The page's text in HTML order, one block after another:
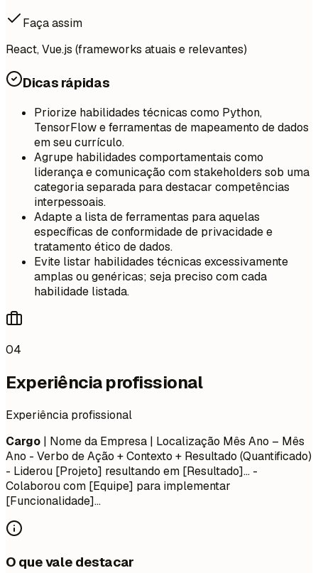
Faça assim
React, Vue.js (frameworks atuais e relevantes)
Dicas rápidas
Priorize habilidades técnicas como Python,
TensorFlow e ferramentas de mapeamento de dados
em seu currículo.
Agrupe habilidades comportamentais como
liderança e comunicação com stakeholders sob uma
categoria separada para destacar competências
interpessoais.
Adapte a lista de ferramentas para aquelas
específicas de conformidade de privacidade e
tratamento ético de dados.
Evite listar habilidades técnicas excessivamente
amplas ou genéricas; seja preciso com cada
habilidade listada.
04
Experiência profissional
Experiência profissional
Cargo | Nome da Empresa | Localização Mês Ano – Mês
Ano - Verbo de Ação + Contexto + Resultado (Quantificado)
- Liderou [Projeto] resultando em [Resultado]... -
Colaborou com [Equipe] para implementar
[Funcionalidade]...
O que vale destacar